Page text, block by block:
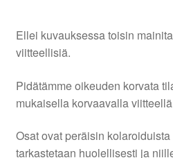
Ellei kuvauksessa toisin
viitteellisiä.
Pidätämme oikeuden korvata
mukaisella korvaavalla
Osat ovat peräisin
tarkastetaan huolellisesti ja